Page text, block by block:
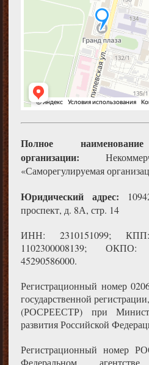
Полное наименование
организации:
«Саморегулируемая
Юридический адрес:
проспект, д. 8А, стр. 14
ИНН: 2310151099;
1102300008139;
45290586000.
Регистрационный номер
государственной
(РОСРЕЕСТР) при
развития Российской
Регистрационный номер
Федеральном